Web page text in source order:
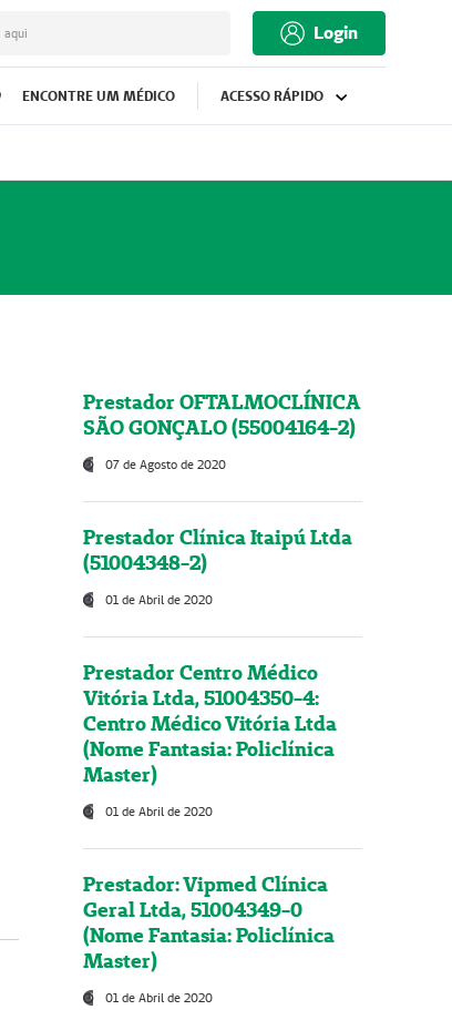
aqui Login
ENCONTRE UM MÉDICO ACESSO RÁPIDO
Prestador OFTALMOCLÍNICA
SÃO GONÇALO (55004164-2)
07 de Agosto de 2020
Prestador Clínica Itaipú Ltda
(51004348-2)
01 de Abril de 2020
Prestador Centro Médico
Vitória Ltda, 51004350-4:
Centro Médico Vitória Ltda
(Nome Fantasia: Policlínica
Master)
01 de Abril de 2020
Prestador: Vipmed Clínica
Geral Ltda, 51004349-0
(Nome Fantasia: Policlínica
Master)
01 de Abril de 2020